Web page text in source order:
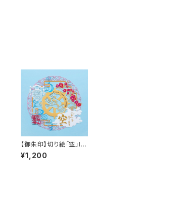
【御朱印】切り絵「空」In
stagramフォロワー30
00人記念
¥1,200